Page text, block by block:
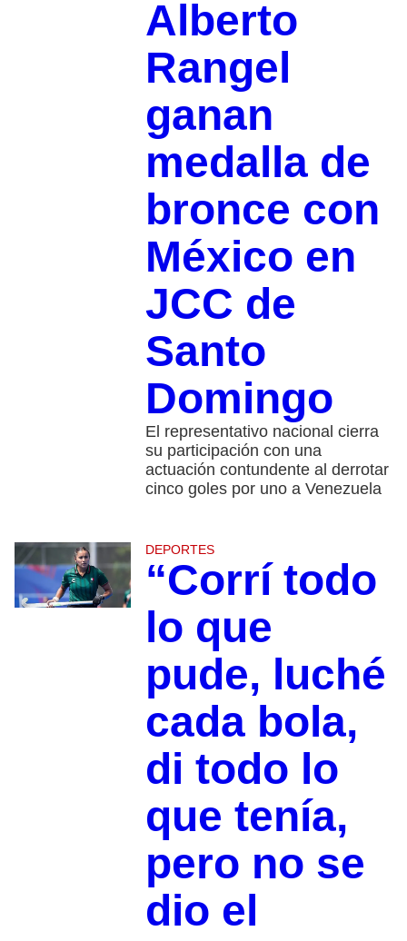
Alberto
Rangel
ganan
medalla de
bronce con
México en
JCC de
Santo
Domingo
El representativo nacional cierra
su participación con una
actuación contundente al derrotar
cinco goles por uno a Venezuela
DEPORTES
“Corrí todo
lo que
pude, luché
cada bola,
di todo lo
que tenía,
pero no se
dio el